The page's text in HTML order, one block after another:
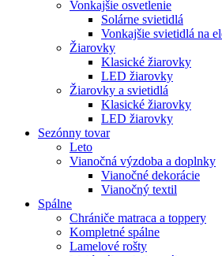
Vonkajšie osvetlenie
Solárne svietidlá
Vonkajšie svietidlá na
Žiarovky
Klasické žiarovky
LED žiarovky
Žiarovky a svietidlá
Klasické žiarovky
LED žiarovky
Sezónny tovar
Leto
Vianočná výzdoba a doplnky
Vianočné dekorácie
Vianočný textil
Spálne
Chrániče matraca a toppery
Kompletné spálne
Lamelové rošty